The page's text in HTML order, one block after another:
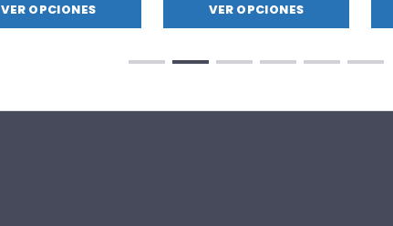
VER OPCIONES VER OPCIONES